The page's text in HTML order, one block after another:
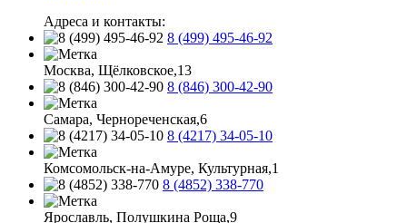
Адреса и контакты:
8 (499) 495-46-92
Москва, Щёлковское,13
8 (846) 300-42-90
Самара, Чернореченская,6
8 (4217) 34-05-10
Комсомольск-на-Амуре, Культурная,1
8 (4852) 338-770
Ярославль, Полушкина Роща,9